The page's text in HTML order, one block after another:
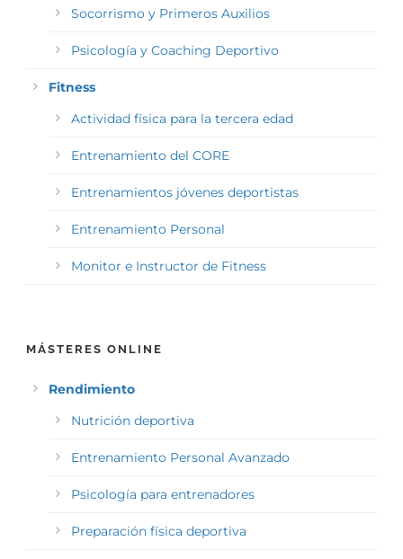
Socorrismo y Primeros Auxilios
Psicología y Coaching Deportivo
Fitness
Actividad física para la tercera edad
Entrenamiento del CORE
Entrenamientos jóvenes deportistas
Entrenamiento Personal
Monitor e Instructor de Fitness
MÁSTERES ONLINE
Rendimiento
Nutrición deportiva
Entrenamiento Personal Avanzado
Psicología para entrenadores
Preparación física deportiva